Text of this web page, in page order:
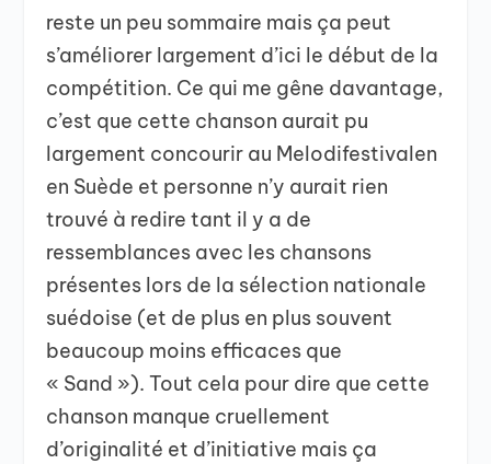
reste un peu sommaire mais ça peut
s’améliorer largement d’ici le début de la
compétition. Ce qui me gêne davantage,
c’est que cette chanson aurait pu
largement concourir au Melodifestivalen
en Suède et personne n’y aurait rien
trouvé à redire tant il y a de
ressemblances avec les chansons
présentes lors de la sélection nationale
suédoise (et de plus en plus souvent
beaucoup moins efficaces que
« Sand »). Tout cela pour dire que cette
chanson manque cruellement
d’originalité et d’initiative mais ça